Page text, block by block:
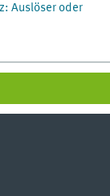
Auslöser oder